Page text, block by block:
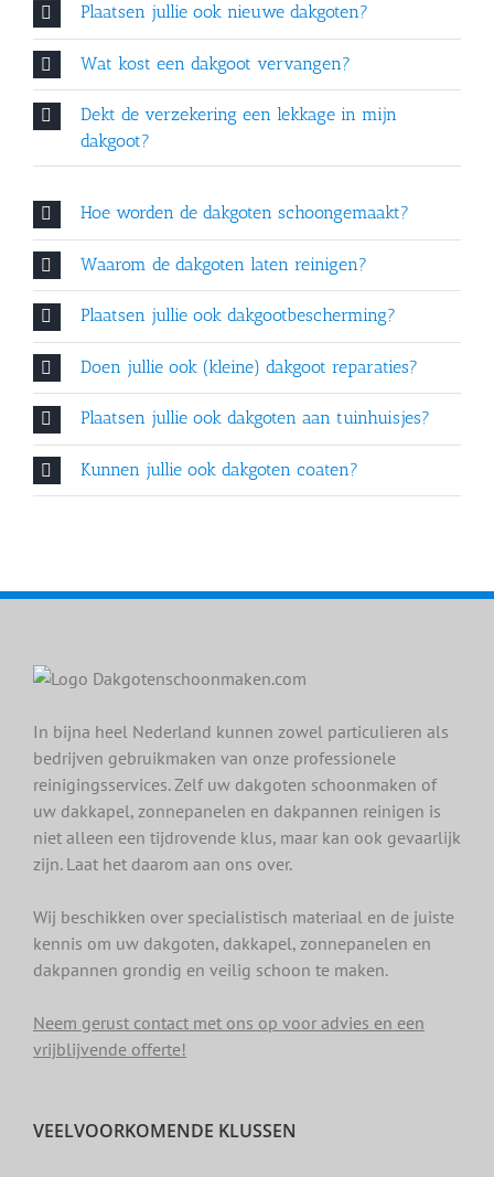
Plaatsen jullie ook nieuwe dakgoten?
Wat kost een dakgoot vervangen?
Dekt de verzekering een lekkage in mijn
dakgoot?
Hoe worden de dakgoten schoongemaakt?
Waarom de dakgoten laten reinigen?
Plaatsen jullie ook dakgootbescherming?
Doen jullie ook (kleine) dakgoot reparaties?
Plaatsen jullie ook dakgoten aan tuinhuisjes?
Kunnen jullie ook dakgoten coaten?
In bijna heel Nederland kunnen zowel particulieren als
bedrijven gebruikmaken van onze professionele
reinigingsservices. Zelf uw dakgoten schoonmaken of
uw dakkapel, zonnepanelen en dakpannen reinigen is
niet alleen een tijdrovende klus, maar kan ook gevaarlijk
zijn. Laat het daarom aan ons over.
Wij beschikken over specialistisch materiaal en de juiste
kennis om uw dakgoten, dakkapel, zonnepanelen en
dakpannen grondig en veilig schoon te maken.
Neem gerust contact met ons op voor advies en een
vrijblijvende offerte!
VEELVOORKOMENDE KLUSSEN